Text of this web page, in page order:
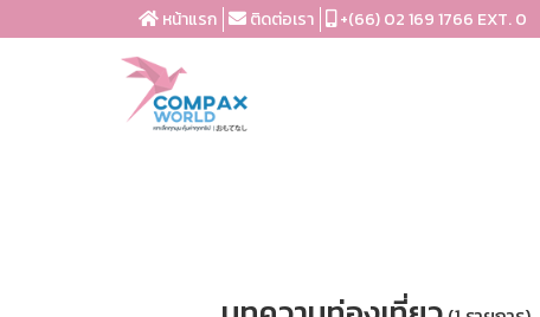
หน้าแรก ติดต่อเรา +(66) 02 169 1766 EXT. 0